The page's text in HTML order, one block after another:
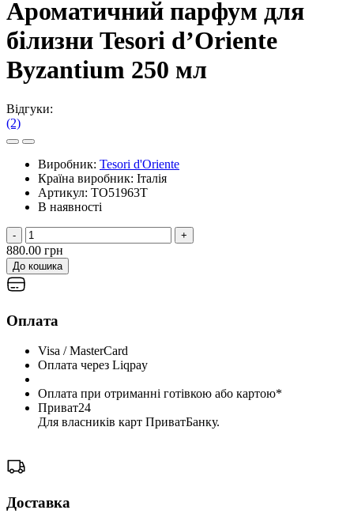
Ароматичний парфум для
білизни Tesori d’Oriente
Byzantium 250 мл
Відгуки:
(2)
Виробник: Tesori d'Oriente
Країна виробник: Італія
Артикул: TO51963T
В наявності
- +
880.00 грн
До кошика
Оплата
Visa / MasterCard
Оплата через Liqpay
Оплата при отриманні готівкою або картою*
Приват24
Для власників карт ПриватБанку.
Доставка